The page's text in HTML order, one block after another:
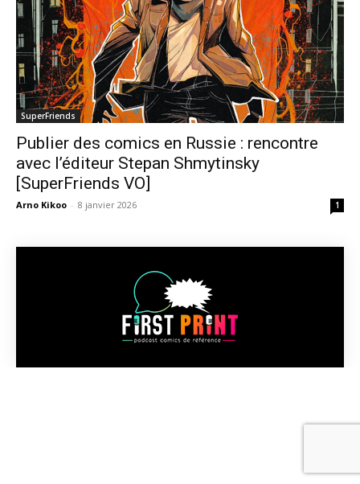
SuperFriends
Publier des comics en Russie : rencontre
avec l’éditeur Stepan Shmytinsky
[SuperFriends VO]
Arno Kikoo - 8 janvier 2026 1